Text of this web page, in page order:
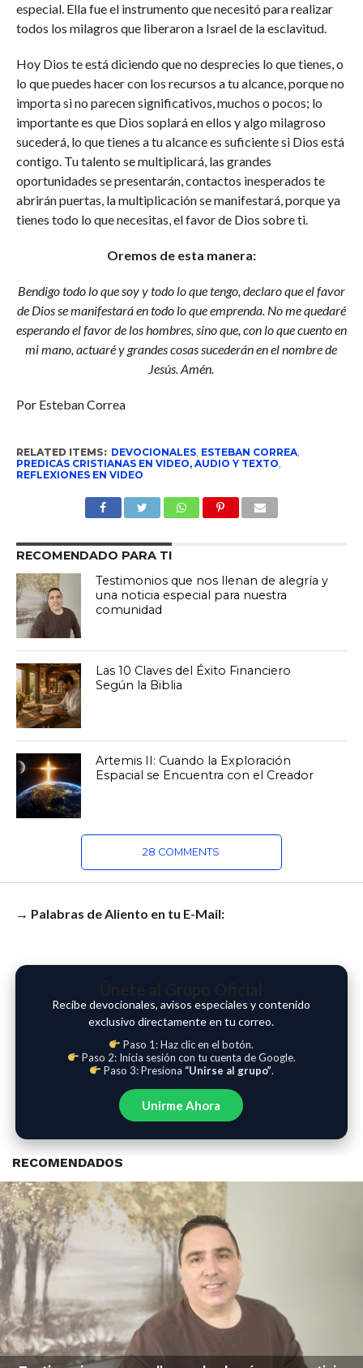
especial. Ella fue el instrumento que necesitó para realizar
todos los milagros que liberaron a Israel de la esclavitud.
Hoy Dios te está diciendo que no desprecies lo que tienes, o
lo que puedes hacer con los recursos a tu alcance, porque no
importa si no parecen significativos, muchos o pocos; lo
importante es que Dios soplará en ellos y algo milagroso
sucederá, lo que tienes a tu alcance es suficiente si Dios está
contigo. Tu talento se multiplicará, las grandes
oportunidades se presentarán, contactos inesperados te
abrirán puertas, la multiplicación se manifestará, porque ya
tienes todo lo que necesitas, el favor de Dios sobre ti.
Oremos de esta manera:
Bendigo todo lo que soy y todo lo que tengo, declaro que el favor
de Dios se manifestará en todo lo que emprenda. No me quedaré
esperando el favor de los hombres, sino que, con lo que cuento en
mi mano, actuaré y grandes cosas sucederán en el nombre de
Jesús. Amén.
Por Esteban Correa
RELATED ITEMS: DEVOCIONALES, ESTEBAN CORREA,
PREDICAS CRISTIANAS EN VIDEO, AUDIO Y TEXTO,
REFLEXIONES EN VIDEO
RECOMENDADO PARA TI
Testimonios que nos llenan de alegría y
una noticia especial para nuestra
comunidad
Las 10 Claves del Éxito Financiero
Según la Biblia
Artemis II: Cuando la Exploración
Espacial se Encuentra con el Creador
28 COMMENTS
→ Palabras de Aliento en tu E-Mail:
Recibe devocionales, avisos especiales y contenido
exclusivo directamente en tu correo.
Paso 1: Haz clic en el botón.
Paso 2: Inicia sesión con tu cuenta de Google.
Paso 3: Presiona “Unirse al grupo”.
Unirme Ahora
RECOMENDADOS